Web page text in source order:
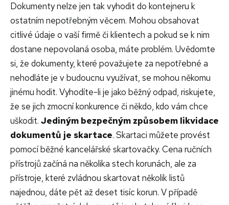
Dokumenty nelze jen tak vyhodit do kontejneru k
ostatním nepotřebným věcem. Mohou obsahovat
citlivé údaje o vaší firmě či klientech a pokud se k nim
dostane nepovolaná osoba, máte problém. Uvědomte
si, že dokumenty, které považujete za nepotřebné a
nehodláte je v budoucnu využívat, se mohou někomu
jinému hodit. Vyhodíte-li je jako běžný odpad, riskujete,
že se jich zmocní konkurence či někdo, kdo vám chce
uškodit. Jediným bezpečným způsobem likvidace
dokumentů je skartace. Skartaci můžete provést
pomocí běžné kancelářské skartovačky. Cena ručních
přístrojů začíná na několika stech korunách, ale za
přístroje, které zvládnou skartovat několik listů
najednou, dáte pět až deset tisíc korun. V případě